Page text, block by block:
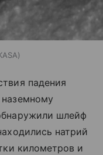
падения
шлейф
натрий
километров и